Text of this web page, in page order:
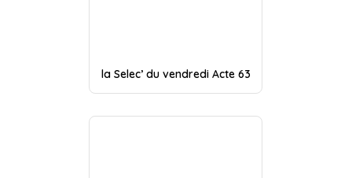
la Selec’ du vendredi Acte 63